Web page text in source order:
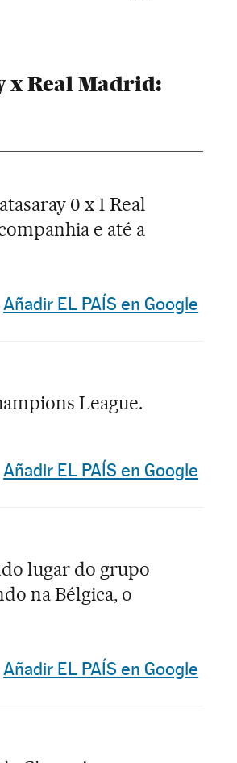
x Real Madrid:
0 x 1 Real
e até a
Facebook
en Twitter
Redes Sociales
Añadir EL PAÍS en Google
League.
Facebook
en Twitter
Redes Sociales
Añadir EL PAÍS en Google
lugar do grupo
na Bélgica, o
Facebook
en Twitter
Redes Sociales
Añadir EL PAÍS en Google